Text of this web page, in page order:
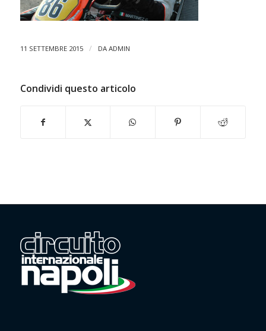
11 SETTEMBRE 2015 / DA ADMIN
Condividi questo articolo